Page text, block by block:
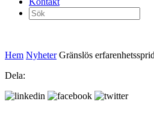
Sök
efter:
Hem Nyheter Gränslös
Dela: